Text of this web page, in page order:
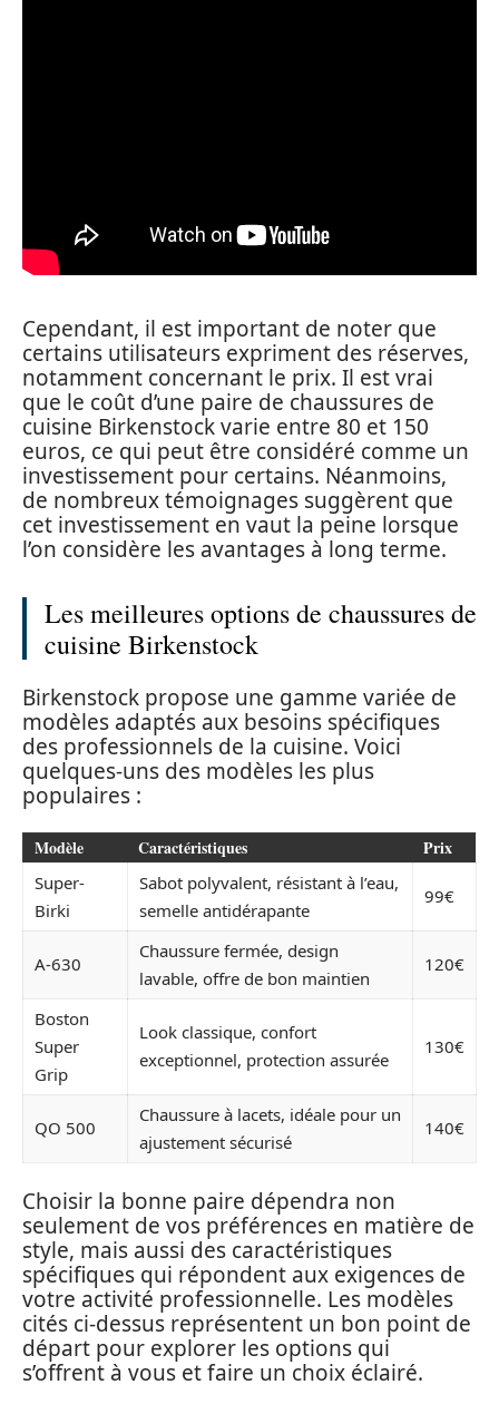
Cependant, il est important de noter que
certains utilisateurs expriment des réserves,
notamment concernant le prix. Il est vrai
que le coût d’une paire de chaussures de
cuisine Birkenstock varie entre 80 et 150
euros, ce qui peut être considéré comme un
investissement pour certains. Néanmoins,
de nombreux témoignages suggèrent que
cet investissement en vaut la peine lorsque
l’on considère les avantages à long terme.
Les meilleures options de chaussures de
cuisine Birkenstock
Birkenstock propose une gamme variée de
modèles adaptés aux besoins spécifiques
des professionnels de la cuisine. Voici
quelques-uns des modèles les plus
populaires :
Modèle Caractéristiques Prix
Super-
Birki
Sabot polyvalent, résistant à l’eau,
semelle antidérapante
99€
A-630
Chaussure fermée, design
lavable, offre de bon maintien
120€
Boston
Super
Grip
Look classique, confort
exceptionnel, protection assurée
130€
QO 500
Chaussure à lacets, idéale pour un
ajustement sécurisé
140€
Choisir la bonne paire dépendra non
seulement de vos préférences en matière de
style, mais aussi des caractéristiques
spécifiques qui répondent aux exigences de
votre activité professionnelle. Les modèles
cités ci-dessus représentent un bon point de
départ pour explorer les options qui
s’offrent à vous et faire un choix éclairé.